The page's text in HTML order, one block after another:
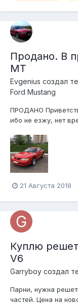
Продано. В
МТ
Evgenius создал
Ford Mustang
ПРОДАНО
ибо не езжу, нет
на драйв2, в
но продам за 333
21 Августа 2018
Куплю
V6
Garryboy создал
Парни, нужна
частей. Цена на